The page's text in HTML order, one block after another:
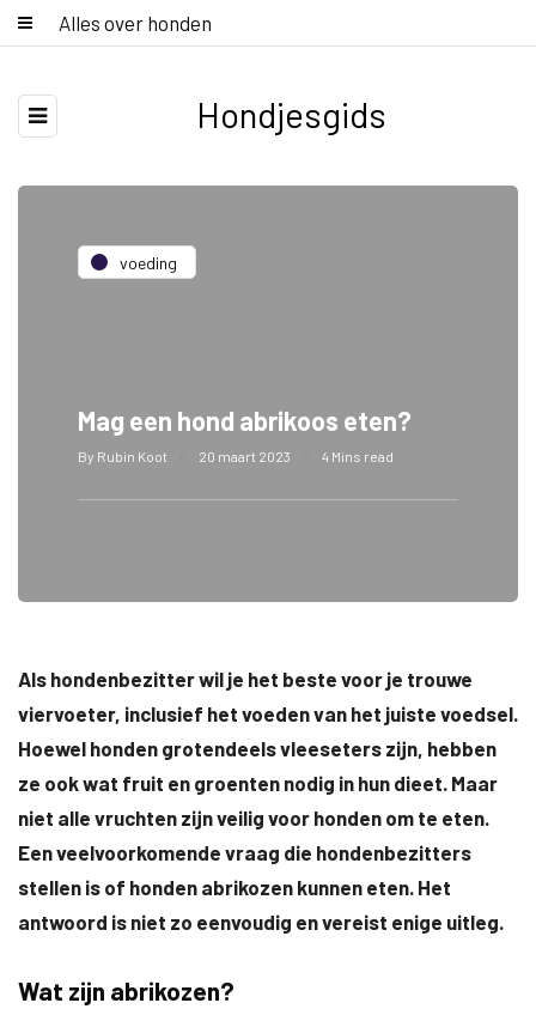
Alles over honden
Hondjesgids
voeding
Mag een hond abrikoos eten?
By Rubin Koot 20 maart 2023 4 Mins read
Als hondenbezitter wil je het beste voor je trouwe
viervoeter, inclusief het voeden van het juiste voedsel.
Hoewel honden grotendeels vleeseters zijn, hebben
ze ook wat fruit en groenten nodig in hun dieet. Maar
niet alle vruchten zijn veilig voor honden om te eten.
Een veelvoorkomende vraag die hondenbezitters
stellen is of honden abrikozen kunnen eten. Het
antwoord is niet zo eenvoudig en vereist enige uitleg.
Wat zijn abrikozen?